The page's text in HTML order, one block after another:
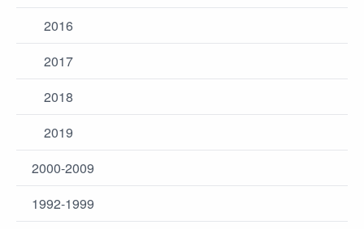
2016
2017
2018
2019
2000-2009
1992-1999